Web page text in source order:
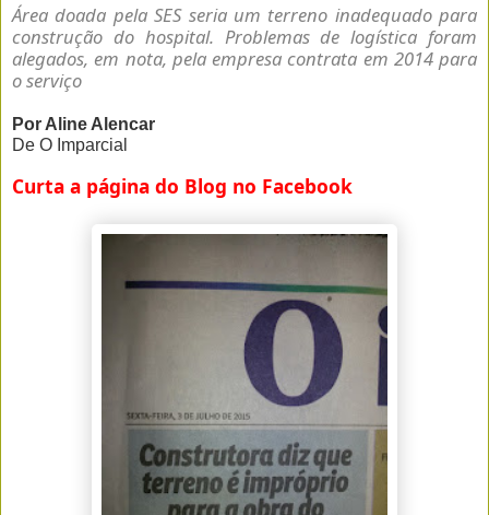
Área doada pela SES seria um terreno inadequado para
construção do hospital. Problemas de logística foram
alegados, em nota, pela empresa contrata em 2014 para
o serviço
Por Aline Alencar
De O Imparcial
Curta a página do Blog no Facebook